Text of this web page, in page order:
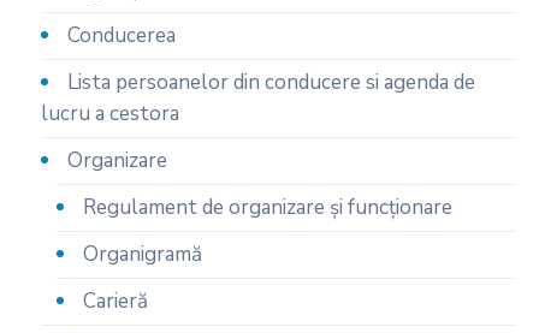
Conducerea
Lista persoanelor din conducere si agenda de
lucru a cestora
Organizare
Regulament de organizare și funcționare
Organigramă
Carieră